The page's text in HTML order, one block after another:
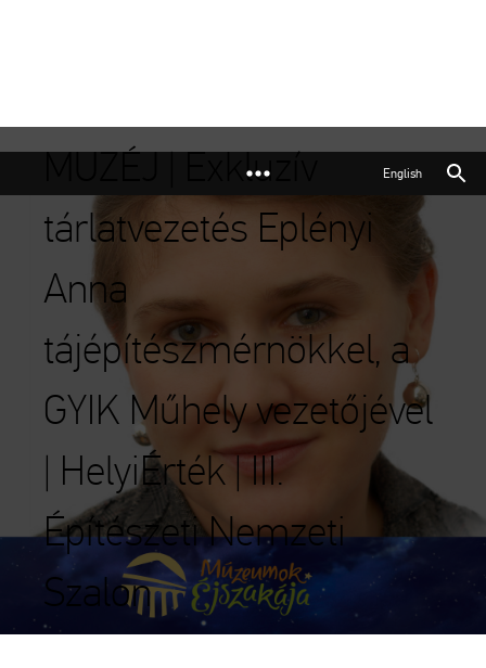
English
MUZÉJ | Exkluzív
tárlatvezetés Eplényi
Anna
tájépítészmérnökkel, a
GYIK Műhely vezetőjével
| HelyiÉrték | III.
Építészeti Nemzeti
Szalon